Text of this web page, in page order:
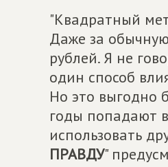
"Квадратный
Даже за
рублей. Я не
один способ
Но это выгодно
годы попадают
использовать
ПРАВДУ"